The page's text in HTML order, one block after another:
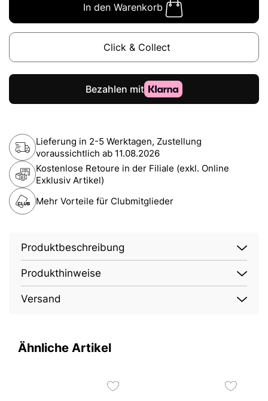
In den Warenkorb
Click & Collect
Lieferung in 2-5 Werktagen, Zustellung
voraussichtlich ab 11.08.2026
Kostenlose Retoure in der Filiale (exkl. Online
Exklusiv Artikel)
Mehr Vorteile für Clubmitglieder
Produktbeschreibung
Produkthinweise
Versand
Ähnliche Artikel